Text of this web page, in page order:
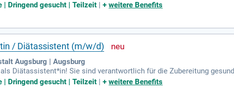
mit Lebensmitteln. Ihre Aufgaben umfassen die
mit Fahrkostenzuschuss und Vergünstigungen in der
Mail an k.schirmer@diako-augsburg.de für weitere Informationen.
| Dringend gesucht | Teilzeit |+weitere Benefits
/ Diätassistent (m/w/d)
Augsburg | Augsburg
Diätassistent*in! Sie sind verantwortlich für die Zubereitung
Ihre Aufgaben umfassen auch die Warenannahme und -
mit Wochenend- und Feiertagsarbeit nach Bedarf. In einem
wie Fahrkostenzuschuss und Vergünstigungen in der Kantine.
| Dringend gesucht | Teilzeit |+weitere Benefits